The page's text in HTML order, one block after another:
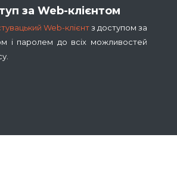
за Web-клієнтом
Web-клієнтз доступом за
і паролем до всіх можливостей